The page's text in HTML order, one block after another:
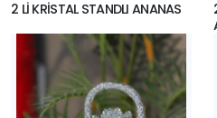
2 Lİ KRİSTAL STANDLI ANANAS